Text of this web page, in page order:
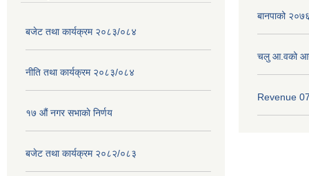
बजेट तथा कार्यक्रम २०८३/०८४
नीति तथा कार्यक्रम २०८३/०८४
१७ ‌‍औं नगर सभाकाे निर्णय
बजेट तथा कार्यक्रम २०८२/०८३
बानपाको
चलु आ.वको
Revenue